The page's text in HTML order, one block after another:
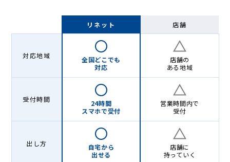
リネット 店舗
対応地域
全国どこでも
対応
店舗の
ある地域
受付時間
24時間
スマホで受付
営業時間内で
受付
出し方
自宅から
出せる
店舗に
持っていく